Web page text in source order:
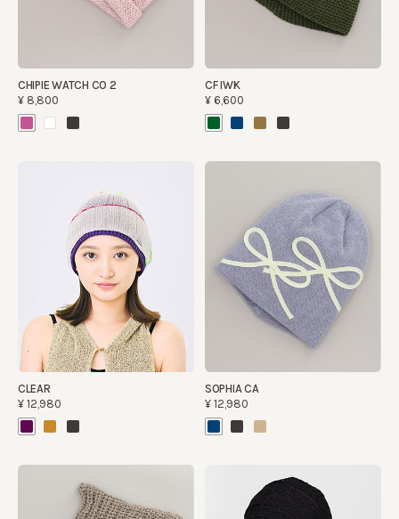
CHIPIE WATCH CO 2
¥8,800
CF IWK
¥6,600
CLEAR
¥12,980
SOPHIA CA
¥12,980